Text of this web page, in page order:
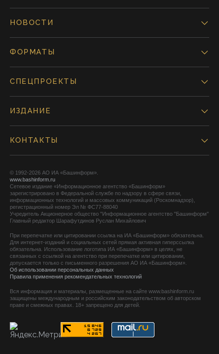
НОВОСТИ
ФОРМАТЫ
СПЕЦПРОЕКТЫ
ИЗДАНИЕ
КОНТАКТЫ
© 1992-2026 АО ИА «Башинформ».
www.bashinform.ru
Сетевое издание «Информационное агентство «Башинформ»
зарегистрировано в Федеральной службе по надзору в сфере связи,
информационных технологий и массовых коммуникаций (Роскомнадзор),
регистрационный номер Эл № ФС77-88040
Учредитель Акционерное общество "Информационное агентство "Башинформ"
Главный редактор Шарафутдинов Руслан Михайлович
При перепечатке или цитировании ссылка на ИА «Башинформ» обязательна.
Для интернет-изданий и социальных сетей прямая активная гиперссылка
обязательна. Использование логотипа ИА «Башинформ» в целях, не
связанных с ссылкой на агентство при перепечатке или цитировании,
допускается только с письменного разрешения АО ИА «Башинформ».
Об использовании персональных данных
Правила применения рекомендательных технологий
Вся информация и материалы, размещенные на сайте www.bashinform.ru
защищены международным и российским законодательством об авторском
праве и смежных правах. 18+ запрещено для детей.